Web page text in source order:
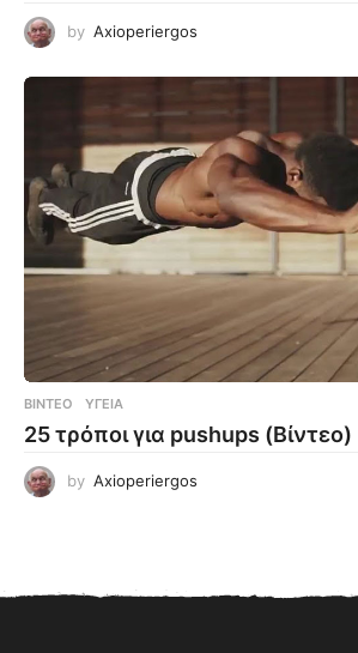
by Axioperiergos
ΒΊΝΤΕΟ ΥΓΕΊΑ
25 τρόποι για pushups (Βίντεο)
by Axioperiergos